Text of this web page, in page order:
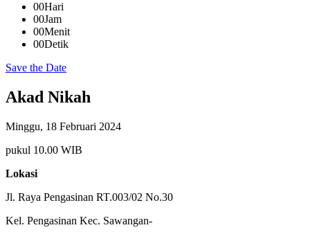
00Hari
00Jam
00Menit
00Detik
Save the Date
Akad Nikah
Minggu, 18 Februari 2024
pukul 10.00 WIB
Lokasi
Jl. Raya Pengasinan RT.003/02 No.30
Kel. Pengasinan Kec. Sawangan-